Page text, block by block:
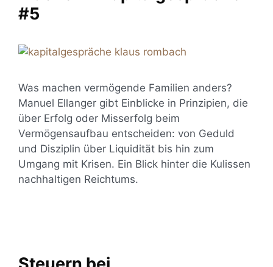
#5
Was machen vermögende Familien anders?
Manuel Ellanger gibt Einblicke in Prinzipien, die
über Erfolg oder Misserfolg beim
Vermögensaufbau entscheiden: von Geduld
und Disziplin über Liquidität bis hin zum
Umgang mit Krisen. Ein Blick hinter die Kulissen
nachhaltigen Reichtums.